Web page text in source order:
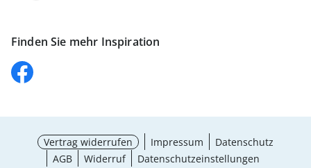
Finden Sie mehr Inspiration
Vertrag widerrufen Impressum
Datenschutz
AGB
Widerruf Datenschutzeinstellungen